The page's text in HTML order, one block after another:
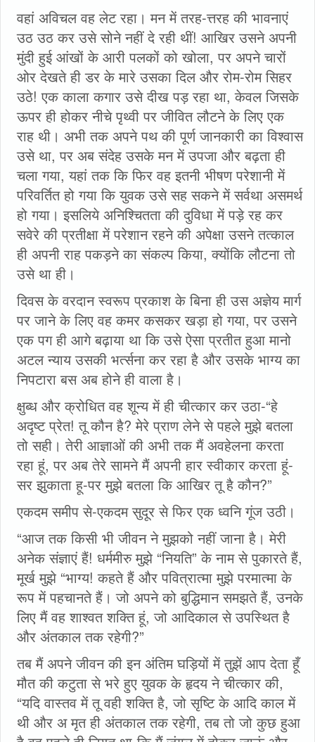
वहां अविचल वह लेट रहा। मन में तरह-त्तरह की भावनाएं
उठ उठ कर उसे सोने नहीं दे रही थीं! आखिर उसने अपनी
मुंदी हुई आंखों के आरी पलकों को खोला, पर अपने चारों
ओर देखते ही डर के मारे उसका दिल और रोम-रोम सिहर
उठे! एक काला कगार उसे दीख पड़ रहा था, केवल जिसके
ऊपर ही होकर नीचे पृथ्वी पर जीवित लौटने के लिए एक
राह थी। अभी तक अपने पथ की पूर्ण जानकारी का विश्वास
उसे था, पर अब संदेह उसके मन में उपजा और बढ़ता ही
चला गया, यहां तक कि फिर वह इतनी भीषण परेशानी में
परिवर्तित हो गया कि युवक उसे सह सकने में सर्वथा असमर्थ
हो गया। इसलिये अनिश्चितता की दुविधा में पड़े रह कर
सवेरे की प्रतीक्षा में परेशान रहने की अपेक्षा उसने तत्काल
ही अपनी राह पकड़ने का संकल्प किया, क्योंकि लौटना तो
उसे था ही।
दिवस के वरदान स्वरूप प्रकाश के बिना ही उस अज्ञेय मार्ग
पर जाने के लिए वह कमर कसकर खड़ा हो गया, पर उसने
एक पग ही आगे बढ़ाया था कि उसे ऐसा प्रतीत हुआ मानो
अटल न्याय उसकी भर्त्सना कर रहा है और उसके भाग्य का
निपटारा बस अब होने ही वाला है।
क्षुब्ध और क्रोधित वह शून्य में ही चीत्कार कर उठा-“हे
अदृष्ट प्रेत! तू कौन है? मेरे प्राण लेने से पहले मुझे बतला
तो सही। तेरी आज्ञाओं की अभी तक मैं अवहेलना करता
रहा हूं, पर अब तेरे सामने मैं अपनी हार स्वीकार करता हूं-
सर झुकाता हू-पर मुझे बतला कि आखिर तू है कौन?”
एकदम समीप से-एकदम सुदूर से फिर एक ध्वनि गूंज उठी।
“आज तक किसी भी जीवन ने मुझको नहीं जाना है। मेरी
अनेक संज्ञाएं हैं! धर्ममीरु मुझे “नियति” के नाम से पुकारते हैं,
मूर्ख मुझे “भाग्य! कहते हैं और पवित्रात्मा मुझे परमात्मा के
रूप में पहचानते हैं। जो अपने को बुद्धिमान समझते हैं, उनके
लिए मैं वह शाश्वत शक्ति हूं, जो आदिकाल से उपस्थित है
और अंतकाल तक रहेगी?”
तब मैं अपने जीवन की इन अंतिम घड़ियों में तुझें आप देता हूँ
मौत की कटुता से भरे हुए युवक के हृदय ने चीत्कार की,
“यदि वास्तव में तू वही शक्ति है, जो सृष्टि के आदि काल में
थी और अ मृत ही अंतकाल तक रहेगी, तब तो जो कुछ हुआ